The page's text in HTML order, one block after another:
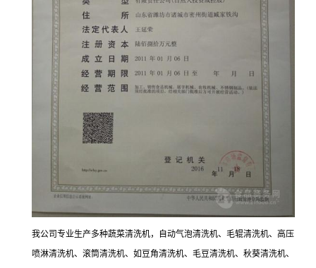
我公司专业生产多种蔬菜清洗机，自动气泡清洗机、毛辊清洗机、高压
喷淋清洗机、滚筒清洗机、如豆角清洗机、毛豆清洗机、秋葵清洗机、